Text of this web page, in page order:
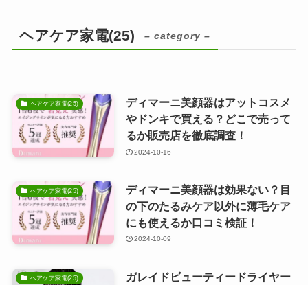
ヘアケア家電(25) – category –
ヘアケア家電(25)
ディマーニ美顔器はアットコスメ
やドンキで買える？どこで売って
るか販売店を徹底調査！
2024-10-16
ヘアケア家電(25)
ディマーニ美顔器は効果ない？目
の下のたるみケア以外に薄毛ケア
にも使えるか口コミ検証！
2024-10-09
ヘアケア家電(25)
ガレイドビューティードライヤー